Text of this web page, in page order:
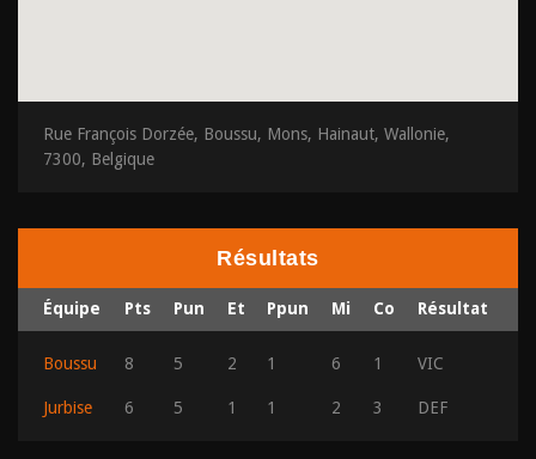
Rue François Dorzée, Boussu, Mons, Hainaut, Wallonie,
7300, Belgique
Résultats
Équipe Pts Pun Et Ppun Mi Co Résultat
Boussu 8 5 2 1 6 1 VIC
Jurbise 6 5 1 1 2 3 DEF